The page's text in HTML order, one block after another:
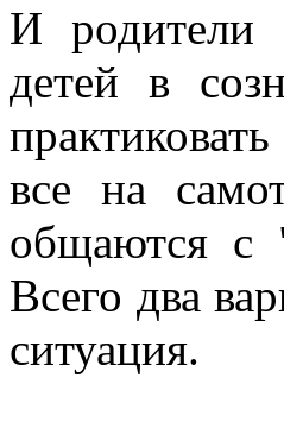
И родители
детей в
все на
общаются с
Всего два
ситуация.